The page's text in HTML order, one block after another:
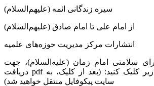
سیره زندگانی ائمه (علیهم‌السلام)
از امام علی تا امام صادق (علیهم‌السلام)
انتشارات مرکز مدیریت حوزه‌های علمیه
سلامتی امام زمان (علیه‌السلام)، جهت
دریافت pdf کتاب، بر روی لینک زیر کلیک کنید: (بعد از کلیک، به
سایت پیکوفایل منتقل خواهید شد)